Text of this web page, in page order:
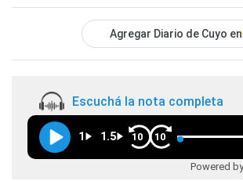
Agregar Diario de Cuyo en
Escuchá la nota completa
1 1.5 10 10
Powered